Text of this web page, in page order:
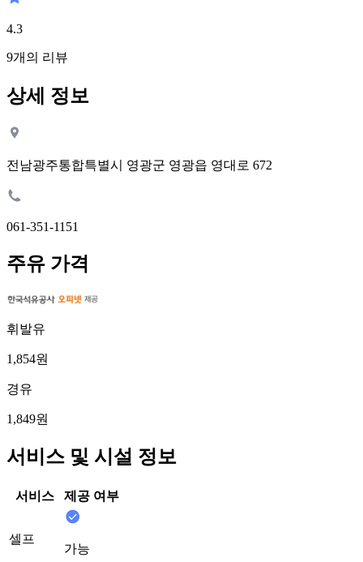
4.3
9개의 리뷰
상세 정보
전남광주통합특별시 영광군 영광읍 영대로 672
061-351-1151
주유 가격
휘발유
1,854원
경유
1,849원
서비스 및 시설 정보
서비스 제공 여부
셀프
가능